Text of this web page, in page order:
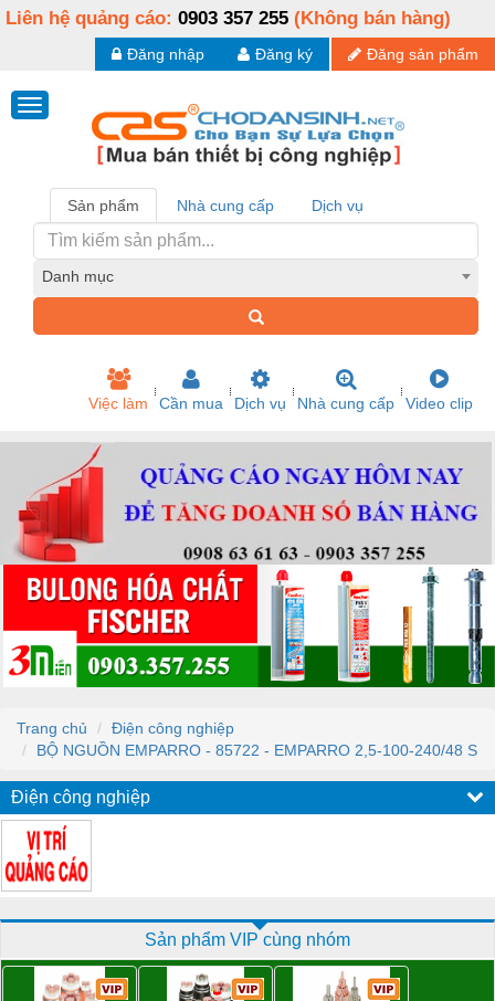
Liên hệ quảng cáo: 0903 357 255 (Không bán hàng)
Đăng sản phẩm
Đăng ký
Đăng nhập
Sản phẩm Nhà cung cấp Dịch vụ
Danh mục
Việc làm Cần mua Dịch vụ Nhà cung cấp Video clip
Trang chủ
Điện công nghiệp
BỘ NGUỒN EMPARRO - 85722 - EMPARRO 2,5-100-240/48 S
Điện công nghiệp
Sản phẩm VIP cùng nhóm